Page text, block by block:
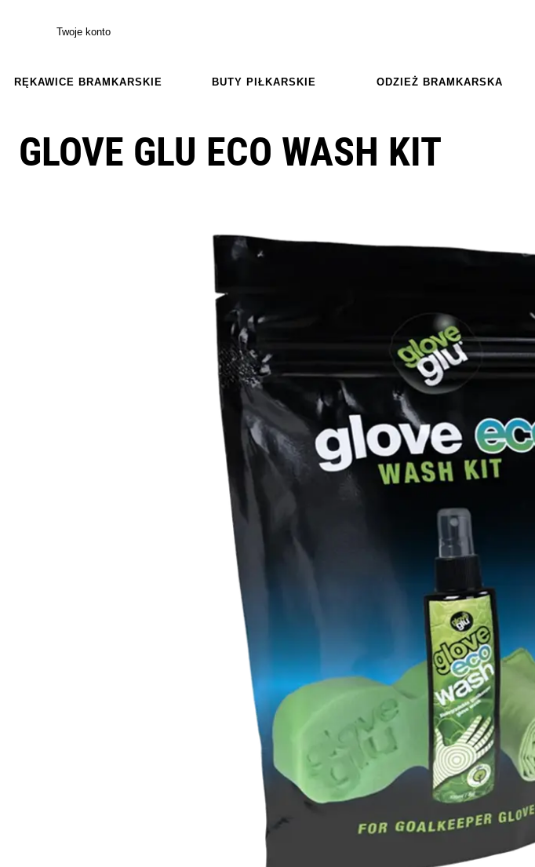
Twoje konto
RĘKAWICE BRAMKARSKIE BUTY PIŁKARSKIE ODZIEŻ BRAMKARSKA
GLOVE GLU ECO WASH KIT